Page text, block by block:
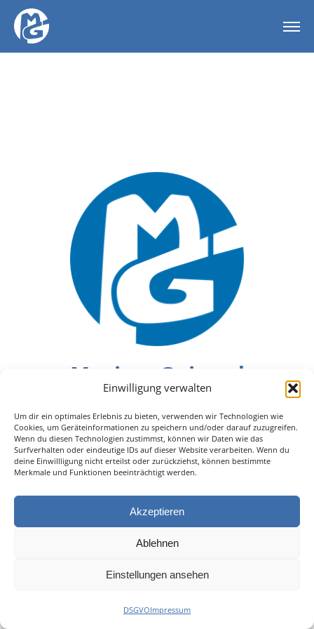
Einwilligung verwalten
Um dir ein optimales Erlebnis zu bieten, verwenden wir Technologien wie
Cookies, um Geräteinformationen zu speichern und/oder darauf zuzugreifen.
Wenn du diesen Technologien zustimmst, können wir Daten wie das
Surfverhalten oder eindeutige IDs auf dieser Website verarbeiten. Wenn du
deine Einwillligung nicht erteilst oder zurückziehst, können bestimmte
Merkmale und Funktionen beeinträchtigt werden.
Akzeptieren
Ablehnen
Einstellungen ansehen
DSGVOImpressum
Maxime Guinard
Kontakt